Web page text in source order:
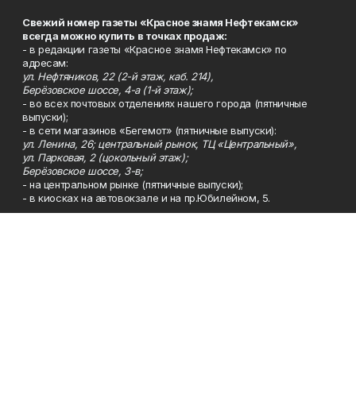
Свежий номер газеты «Красное знамя Нефтекамск»
всегда можно купить в точках продаж:
- в редакции газеты «Красное знамя Нефтекамск» по
адресам:
ул. Нефтяников, 22 (2-й этаж, каб. 214),
Берёзовское шоссе, 4-а (1-й этаж);
- во всех почтовых отделениях нашего города (пятничные
выпуски);
- в сети магазинов «Бегемот» (пятничные выпуски):
ул. Ленина, 26; центральный рынок, ТЦ «Центральный»,
ул. Парковая, 2 (цокольный этаж);
Берёзовское шоссе, 3-в;
- на центральном рынке (пятничные выпуски);
- в киосках на автовокзале и на пр.Юбилейном, 5.